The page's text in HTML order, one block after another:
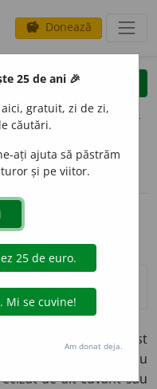
savings Donează
clear
opțiuni
Care a fost
(Despre cuvinte sau
de alt cuvânt sau
25 de ani 🎉
gratuit, zi de zi,
căutări.
ați ajuta să păstrăm
și pe viitor.
Am donat deja.